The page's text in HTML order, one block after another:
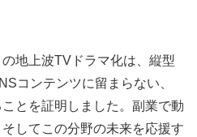
の地上波TVドラマ化は、縦型
コンテンツに留まらない、
とを証明しました。副業で動
してこの分野の未来を応援す